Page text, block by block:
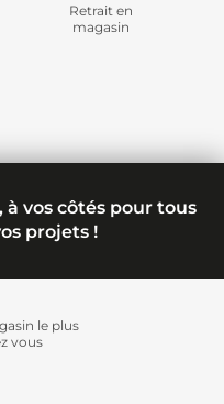
Retrait en
magasin
à vos côtés pour tous
projets !
le plus
vous